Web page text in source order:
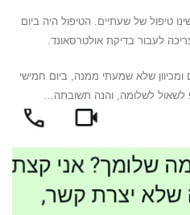
טיפול של שעתיים. הטיפול היה ביום
לעבור בדיקת אולטרסאונד.
ומכיוון שלא שמעתי ממנה, ביום חמישי
לשאול לשלומה, והנה תשובתה…